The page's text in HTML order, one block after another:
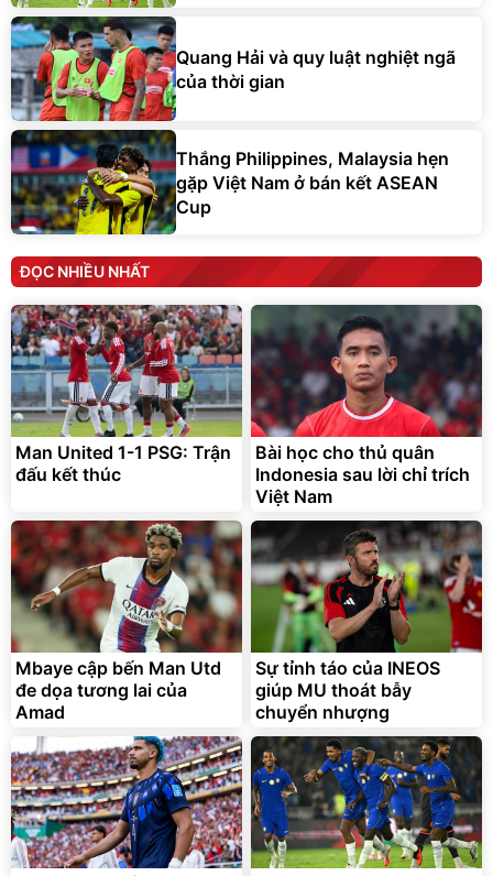
Quang Hải và quy luật nghiệt ngã
của thời gian
Thắng Philippines, Malaysia hẹn
gặp Việt Nam ở bán kết ASEAN
Cup
ĐỌC NHIỀU NHẤT
Man United 1-1 PSG: Trận
đấu kết thúc
Bài học cho thủ quân
Indonesia sau lời chỉ trích
Việt Nam
Mbaye cập bến Man Utd
đe dọa tương lai của
Amad
Sự tỉnh táo của INEOS
giúp MU thoát bẫy
chuyển nhượng